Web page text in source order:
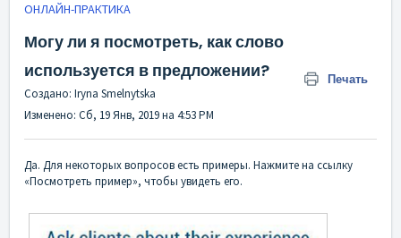
ОНЛАЙН-ПРАКТИКА
Могу ли я посмотреть, как слово
используется в предложении?
Печать
Создано: Iryna Smelnytska
Изменено: Сб, 19 Янв, 2019 на 4:53 PM
Да. Для некоторых вопросов есть примеры. Нажмите на ссылку
«Посмотреть пример», чтобы увидеть его.